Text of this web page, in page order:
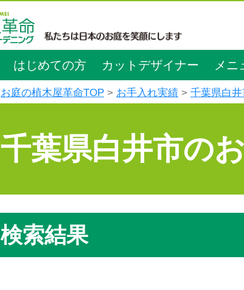
はじめての方 カットデザイナー メニ
お庭の植木屋革命TOP お手入れ実績 千葉県白
千葉県白井市の
検索結果